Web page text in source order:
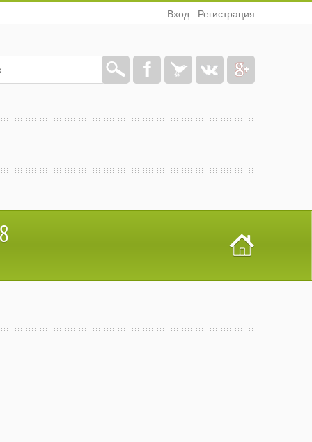
Вход Регистрация